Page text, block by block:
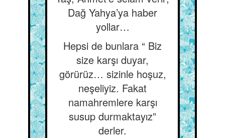
Dağ Yahya’ya haber
yollar…
Hepsi de bunlara “ Biz
size karşı duyar,
görürüz… sizinle hoşuz,
neşeliyiz. Fakat
namahremlere karşı
susup durmaktayız”
derler.